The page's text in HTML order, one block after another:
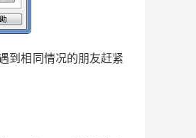
到相同情况的朋友赶紧